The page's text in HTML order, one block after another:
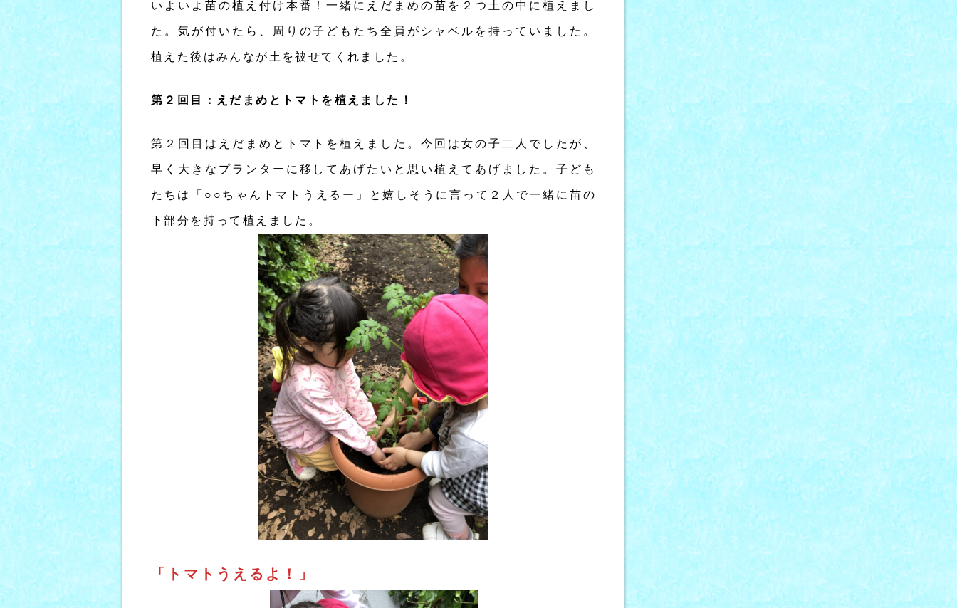
いよいよ苗の植え付け本番！一緒にえだまめの苗を２つ土の中に植えまし
た。気が付いたら、周りの子どもたち全員がシャベルを持っていました。
植えた後はみんなが土を被せてくれました。
第２回目：えだまめとトマトを植えました！
第２回目はえだまめとトマトを植えました。今回は女の子二人でしたが、
早く大きなプランターに移してあげたいと思い植えてあげました。子ども
たちは「○○ちゃんトマトうえるー」と嬉しそうに言って２人で一緒に苗の
下部分を持って植えました。
「トマトうえるよ！」